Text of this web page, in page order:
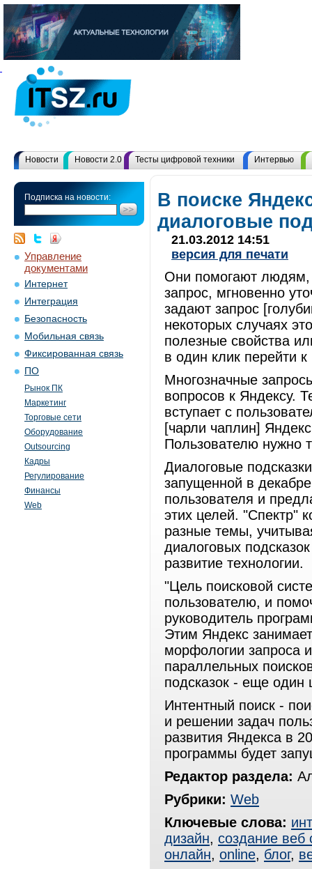
Новости Новости 2.0 Тесты цифровой техники Интервью
Подписка на новости:
Управление
документами
Интернет
Интеграция
Безопасность
Мобильная связь
Фиксированная связь
ПО
Рынок ПК
Маркетинг
Торговые сети
Оборудование
Outsourcing
Кадры
Регулирование
Финансы
Web
В поиске
диалоговые
21.03.2012 14:51
версия для печати
Они помогают людям,
запрос, мгновенно
задают запрос
некоторых случаях
полезные свойства
в один клик перейти
Многозначные
вопросов к Яндексу.
вступает с
[чарли чаплин]
Пользователю нужно
Диалоговые
запущенной в
пользователя и
этих целей. "Спектр"
разные темы,
диалоговых
развитие технологии.
"Цель поисковой
пользователю, и
руководитель
Этим Яндекс
морфологии запроса
параллельных
подсказок - еще один
Интентный поиск -
и решении задач
развития Яндекса в
программы будет
Редактор раздела:
Рубрики: Web
Ключевые слова:
дизайн, создание веб
онлайн, online, блог,